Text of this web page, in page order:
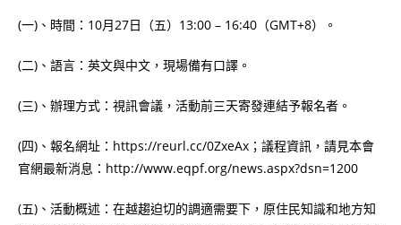
(一)、時間：10月27日（五）13:00 – 16:40（GMT+8）。
(二)、語言：英文與中文，現場備有口譯。
(三)、辦理方式：視訊會議，活動前三天寄發連結予報名者。
(四)、報名網址：https://reurl.cc/0ZxeAx；議程資訊，請見本會
官網最新消息：http://www.eqpf.org/news.aspx?dsn=1200
(五)、活動概述：在越趨迫切的調適需要下，原住民知識和地方知